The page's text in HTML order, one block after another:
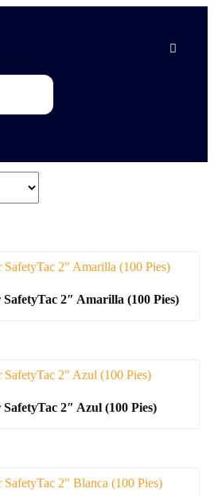
2″ Amarilla (100 Pies)
2″ Azul (100 Pies)